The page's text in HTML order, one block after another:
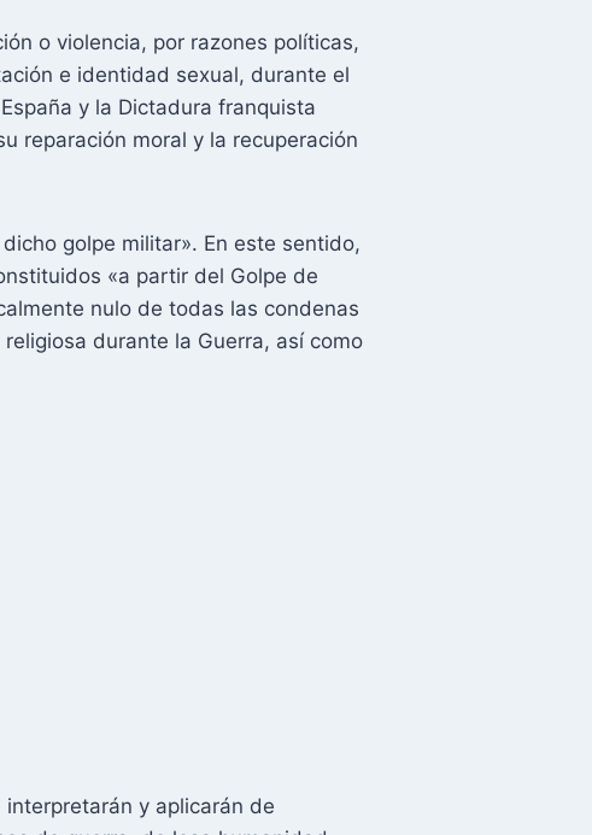
o violencia, por razones políticas,
e identidad sexual, durante el
y la Dictadura franquista
reparación moral y la recuperación
golpe militar». En este sentido,
«a partir del Golpe de
nulo de todas las condenas
durante la Guerra, así como
y aplicarán de